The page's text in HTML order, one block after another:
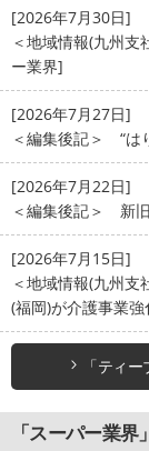
[2026年7月30日]
＜地域情報(九州
ー業界]
[2026年7月27日]
＜編集後記＞ “は
[2026年7月22日]
＜編集後記＞ 新
[2026年7月15日]
＜地域情報(九州
(福岡)が介護事業
「ティ
「スーパー業